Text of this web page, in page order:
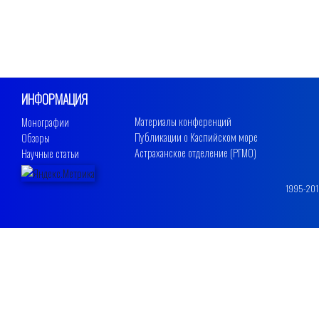
ИНФОРМАЦИЯ
Монографии
Обзоры
Научные статьи
Материалы конференций
Публикации о Каспийском море
Астраханское отделение (РГМО)
1995-